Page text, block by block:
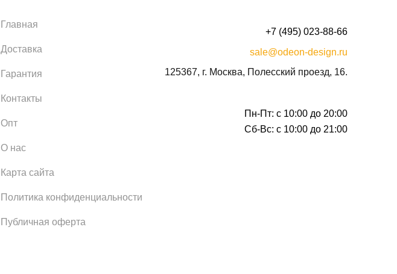
Главная
Доставка
Гарантия
Контакты
Опт
О нас
Карта сайта
Политика конфиденциальности
Публичная оферта
+7 (495) 023-88-66
sale@odeon-design.ru
125367, г. Москва, Полесский проезд, 16.
Пн-Пт: с 10:00 до 20:00
Сб-Вс: с 10:00 до 21:00